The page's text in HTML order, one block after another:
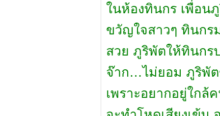
ในห้องทินกร เพื่อน
ขวัญใจสาวๆ ทินกร
สวย ภูริพัตให้ทินกร
จ๊าก…ไม่ยอม ภูริพัต
เพราะอยากอยู่ใก